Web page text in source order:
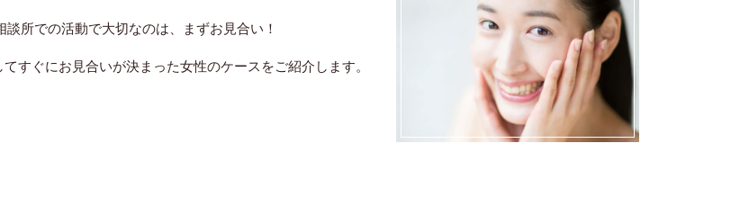
談所での活動で大切なのは、まずお見合い！
てすぐにお見合いが決まった女性のケースをご紹介します。